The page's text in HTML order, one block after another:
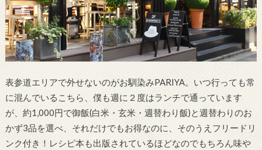
表参道エリアで外せないのがお馴染みPARIYA。いつ行っても常
に混んでいるこちら、僕も週に２度はランチで通っています
が、約1,000円で御飯(白米・玄米・週替わり飯)と週替わりのお
かず3品を選べ、それだけでもお得なのに、そのうえフリードリ
ンク付き！レシピ本も出版されているほどなのでもちろん味や